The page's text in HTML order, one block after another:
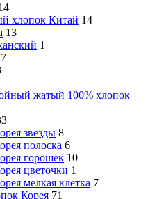
хлопок Китай 14
13
1
7
жатый 100% хлопок
звезды 8
полоска 6
горошек 10
цветочки 1
мелкая клетка 7
Корея 71